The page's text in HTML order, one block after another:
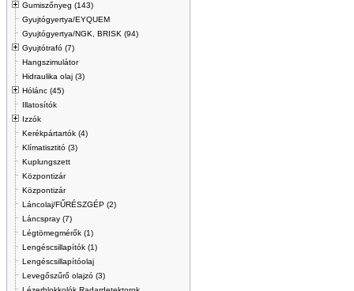
Gumiszőnyeg (143)
Gyujtógyertya/EYQUEM
Gyujtógyertya/NGK, BRISK (94)
Gyujtótrafó (7)
Hangszimulátor
Hidraulika olaj (3)
Hólánc (45)
Illatosítók
Izzók
Kerékpártartók (4)
Klímatisztitó (3)
Kuplungszett
Központizár
Központizár
Láncolaj/FŰRÉSZGÉP (2)
Láncspray (7)
Légtömegmérők (1)
Lengéscsillapítók (1)
Lengéscsillapítóolaj
Levegőszűrő olajzó (3)